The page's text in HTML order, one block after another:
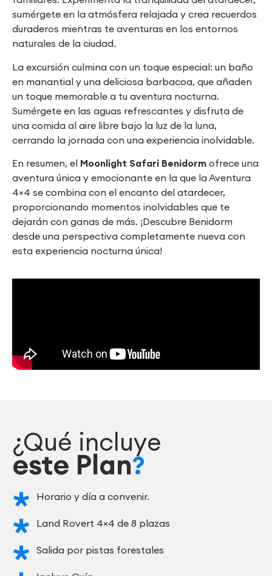
sumérgete en la atmósfera relajada y crea recuerdos
duraderos mientras te aventuras en los entornos
naturales de la ciudad.
La excursión culmina con un toque especial: un baño
en manantial y una deliciosa barbacoa, que añaden
un toque memorable a tu aventura nocturna.
Sumérgete en las aguas refrescantes y disfruta de
una comida al aire libre bajo la luz de la luna,
cerrando la jornada con una experiencia inolvidable.
En resumen, el Moonlight Safari Benidorm ofrece una
aventura única y emocionante en la que la Aventura
4×4 se combina con el encanto del atardecer,
proporcionando momentos inolvidables que te
dejarán con ganas de más. ¡Descubre Benidorm
desde una perspectiva completamente nueva con
esta experiencia nocturna única!
¿Qué incluye
este Plan?
Horario y día a convenir.
Land Rovert 4×4 de 8 plazas
Salida por pistas forestales